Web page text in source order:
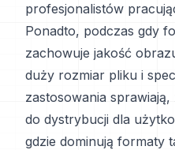
profesjonalistów
Ponadto, podczas gdy
zachowuje jakość
duży rozmiar pliku i
zastosowania
do dystrybucji dla
gdzie dominują formaty